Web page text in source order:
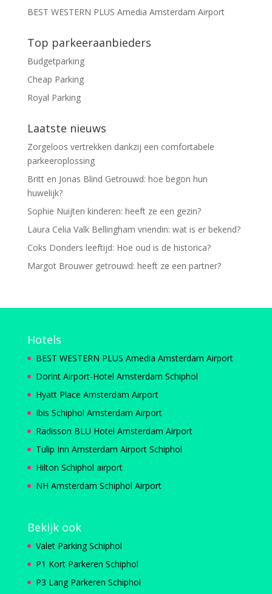
BEST WESTERN PLUS Amedia Amsterdam Airport
Top parkeeraanbieders
Budgetparking
Cheap Parking
Royal Parking
Laatste nieuws
Zorgeloos vertrekken dankzij een comfortabele
parkeeroplossing
Britt en Jonas Blind Getrouwd: hoe begon hun
huwelijk?
Sophie Nuijten kinderen: heeft ze een gezin?
Laura Celia Valk Bellingham vriendin: wat is er bekend?
Coks Donders leeftijd: Hoe oud is de historica?
Margot Brouwer getrouwd: heeft ze een partner?
Hotels
BEST WESTERN PLUS Amedia Amsterdam Airport
Dorint Airport-Hotel Amsterdam Schiphol
Hyatt Place Amsterdam Airport
Ibis Schiphol Amsterdam Airport
Radisson BLU Hotel Amsterdam Airport
Tulip Inn Amsterdam Airport Schiphol
Hilton Schiphol airport
NH Amsterdam Schiphol Airport
Bekijk ook
Valet Parking Schiphol
P1 Kort Parkeren Schiphol
P3 Lang Parkeren Schiphol